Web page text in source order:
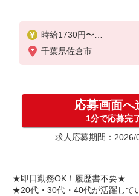
時給1730円〜
※残業代支給
★交通費別途支給（規定
入社祝い金10万円支給(
お友達を紹介頂くと,
インセンティブ支給(規定
゜・。○。・゜+゜・。○
千葉県佐倉市
応募画面へ
1分で応募完
求人応募期間：2026/
★即日勤務OK！履歴書不要★
★20代・30代・40代が活躍して